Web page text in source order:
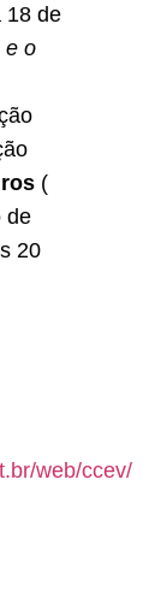
18 de
e o
(
de
20
web/ccev/